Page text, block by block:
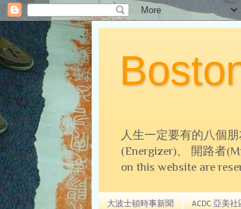
人生一定要有的八個
(Energizer)、 開路者
on this website are
大波士頓時事新聞 ACDC 亞美